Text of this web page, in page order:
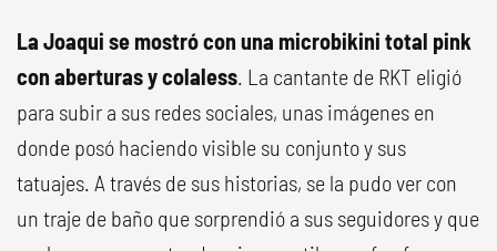
La Joaqui se mostró con una microbikini total pink
con aberturas y colaless. La cantante de RKT eligió
para subir a sus redes sociales, unas imágenes en
donde posó haciendo visible su conjunto y sus
tatuajes. A través de sus historias, se la pudo ver con
un traje de baño que sorprendió a sus seguidores y que